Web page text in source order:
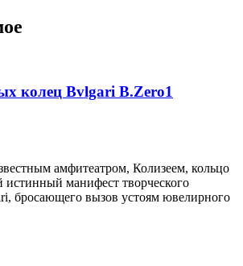
колец Bvlgari B.Zero1
амфитеатром, Колизеем, кольцо
истинный манифест творческого
бросающего вызов устоям ювелирного